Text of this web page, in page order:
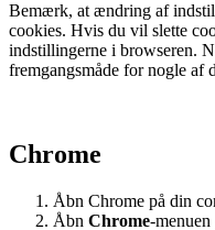
Bemærk, at ændring af
cookies. Hvis du vil slette
indstillingerne i browseren.
fremgangsmåde for nogle af
Chrome
Åbn Chrome på din
Åbn Chrome-